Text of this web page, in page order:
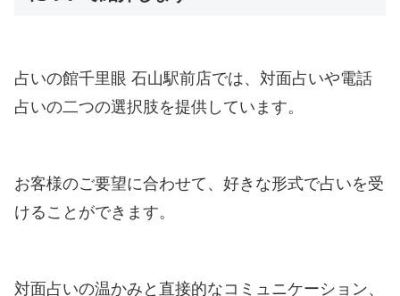
占いの館千里眼 石山駅前店では、対面占いや電話
占いの二つの選択肢を提供しています。
お客様のご要望に合わせて、好きな形式で占いを受
けることができます。
対面占いの温かみと直接的なコミュニケーション、